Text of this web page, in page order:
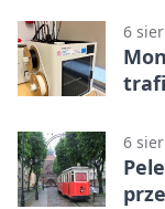
6
6